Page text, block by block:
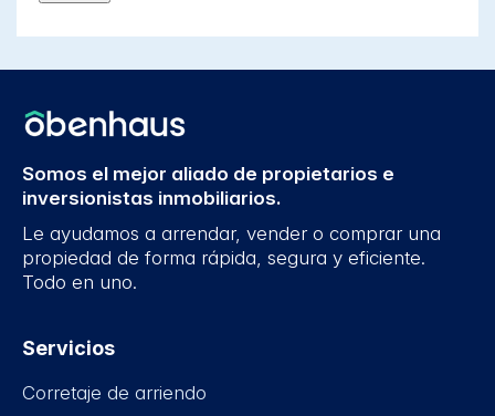
Somos el mejor aliado de propietarios e
inversionistas inmobiliarios.
Le ayudamos a arrendar, vender o comprar una
propiedad de forma rápida, segura y eficiente.
Todo en uno.
Servicios
Corretaje de arriendo